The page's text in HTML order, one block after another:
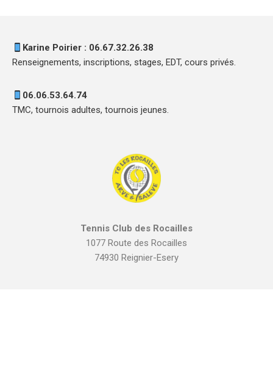
Karine Poirier : 06.67.32.26.38
Renseignements, inscriptions, stages, EDT, cours privés.
06.06.53.64.74
TMC, tournois adultes, tournois jeunes.
Tennis Club des Rocailles
1077 Route des Rocailles
74930 Reignier-Esery